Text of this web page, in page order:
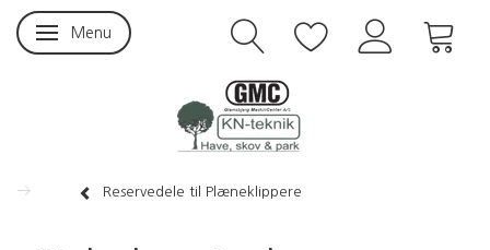
Skifte navigation
Menu
Reservedele til Plæneklippere